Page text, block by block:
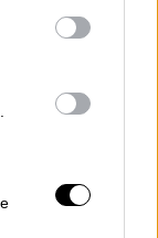
σχεδίου
ρόλο της
έργου.